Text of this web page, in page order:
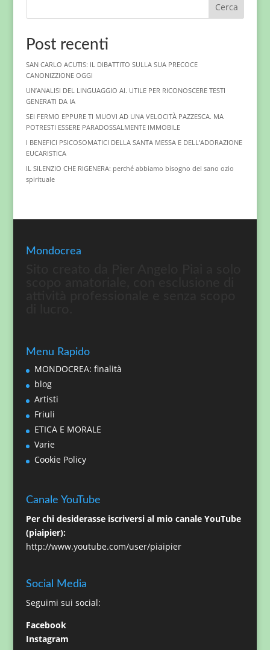
Cerca
Post recenti
SAN CARLO ACUTIS: IL DIBATTITO SULLA SUA PRECOCE
CANONIZZIONE OGGI
UN’ANALISI DEL LINGUAGGIO AI. UTILE PER RICONOSCERE TESTI
GENERATI DA IA
SEI FERMO EPPURE TI MUOVI AD UNA VELOCITÀ PAZZESCA. MA
POTRESTI ESSERE PARADOSSALMENTE IMMOBILE
I BENEFICI PSICOSOMATICI DELLA SANTA MESSA E DELL’ADORAZIONE
EUCARISTICA
IL SILENZIO CHE RIGENERA: perché abbiamo bisogno del sano ozio
spirituale
Mondocrea
Menu Rapido
MONDOCREA: finalità
blog
Artisti
Friuli
ETICA E MORALE
Varie
Cookie Policy
Canale YouTube
Per chi desiderasse iscriversi al mio canale YouTube
(piaipier):
http://www.youtube.com/user/piaipier
Social Media
Seguimi sui social:
Facebook
Instagram